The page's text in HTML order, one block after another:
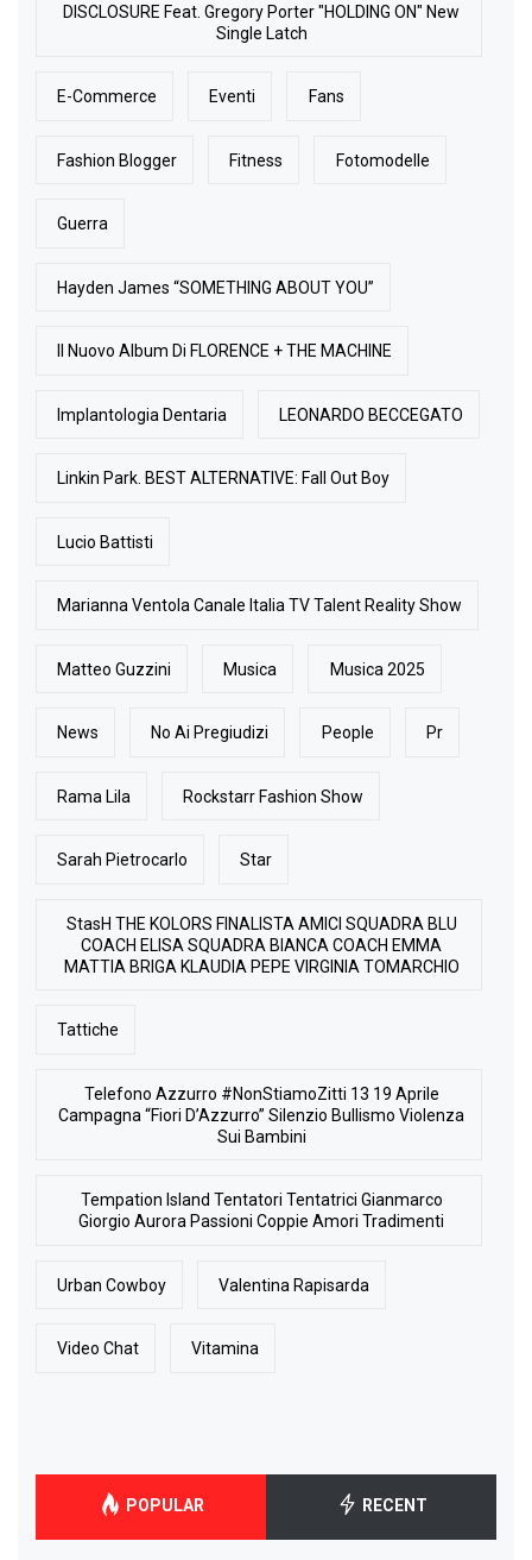
DISCLOSURE Feat. Gregory Porter "HOLDING ON" New
Single Latch
E-Commerce Eventi Fans
Fashion Blogger Fitness Fotomodelle
Guerra
Hayden James “SOMETHING ABOUT YOU”
Il Nuovo Album Di FLORENCE + THE MACHINE
Implantologia Dentaria LEONARDO BECCEGATO
Linkin Park. BEST ALTERNATIVE: Fall Out Boy
Lucio Battisti
Marianna Ventola Canale Italia TV Talent Reality Show
Matteo Guzzini Musica Musica 2025
News No Ai Pregiudizi People Pr
Rama Lila Rockstarr Fashion Show
Sarah Pietrocarlo Star
StasH THE KOLORS FINALISTA AMICI SQUADRA BLU
COACH ELISA SQUADRA BIANCA COACH EMMA
MATTIA BRIGA KLAUDIA PEPE VIRGINIA TOMARCHIO
Tattiche
Telefono Azzurro #NonStiamoZitti 13 19 Aprile
Campagna “Fiori D’Azzurro” Silenzio Bullismo Violenza
Sui Bambini
Tempation Island Tentatori Tentatrici Gianmarco
Giorgio Aurora Passioni Coppie Amori Tradimenti
Urban Cowboy Valentina Rapisarda
Video Chat Vitamina
POPULAR RECENT